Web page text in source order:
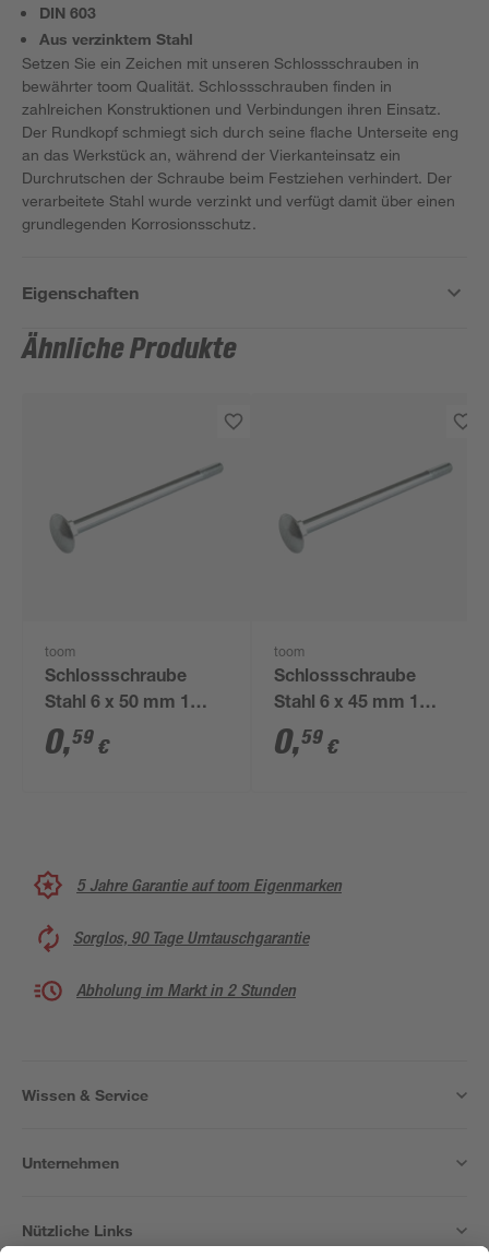
DIN 603
Aus verzinktem Stahl
Setzen Sie ein Zeichen mit unseren Schlossschrauben in
bewährter toom Qualität. Schlossschrauben finden in
zahlreichen Konstruktionen und Verbindungen ihren Einsatz.
Der Rundkopf schmiegt sich durch seine flache Unterseite eng
an das Werkstück an, während der Vierkanteinsatz ein
Durchrutschen der Schraube beim Festziehen verhindert. Der
verarbeitete Stahl wurde verzinkt und verfügt damit über einen
grundlegenden Korrosionsschutz.
Eigenschaften
Ähnliche Produkte
toom
Schlossschraube
Stahl 6 x 50 mm 1
Stück
0,59 €
toom
Schlossschraube
Stahl 6 x 45 mm 1
Stück
0,59 €
5 Jahre Garantie auf toom Eigenmarken
Sorglos, 90 Tage Umtauschgarantie
Abholung im Markt in 2 Stunden
Wissen & Service
Unternehmen
Nützliche Links